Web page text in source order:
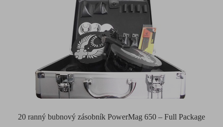
20 ranný bubnový zásobník PowerMag 650 – Full Package